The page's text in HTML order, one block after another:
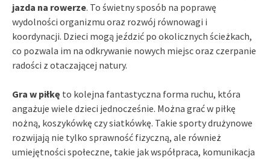
jazda na rowerze. To świetny sposób na poprawę
wydolności organizmu oraz rozwój równowagi i
koordynacji. Dzieci mogą jeździć po okolicznych ścieżkach,
co pozwala im na odkrywanie nowych miejsc oraz czerpanie
radości z otaczającej natury.
Gra w piłkę to kolejna fantastyczna forma ruchu, która
angażuje wiele dzieci jednocześnie. Można grać w piłkę
nożną, koszykówkę czy siatkówkę. Takie sporty drużynowe
rozwijają nie tylko sprawność fizyczną, ale również
umiejętności społeczne, takie jak współpraca, komunikacja